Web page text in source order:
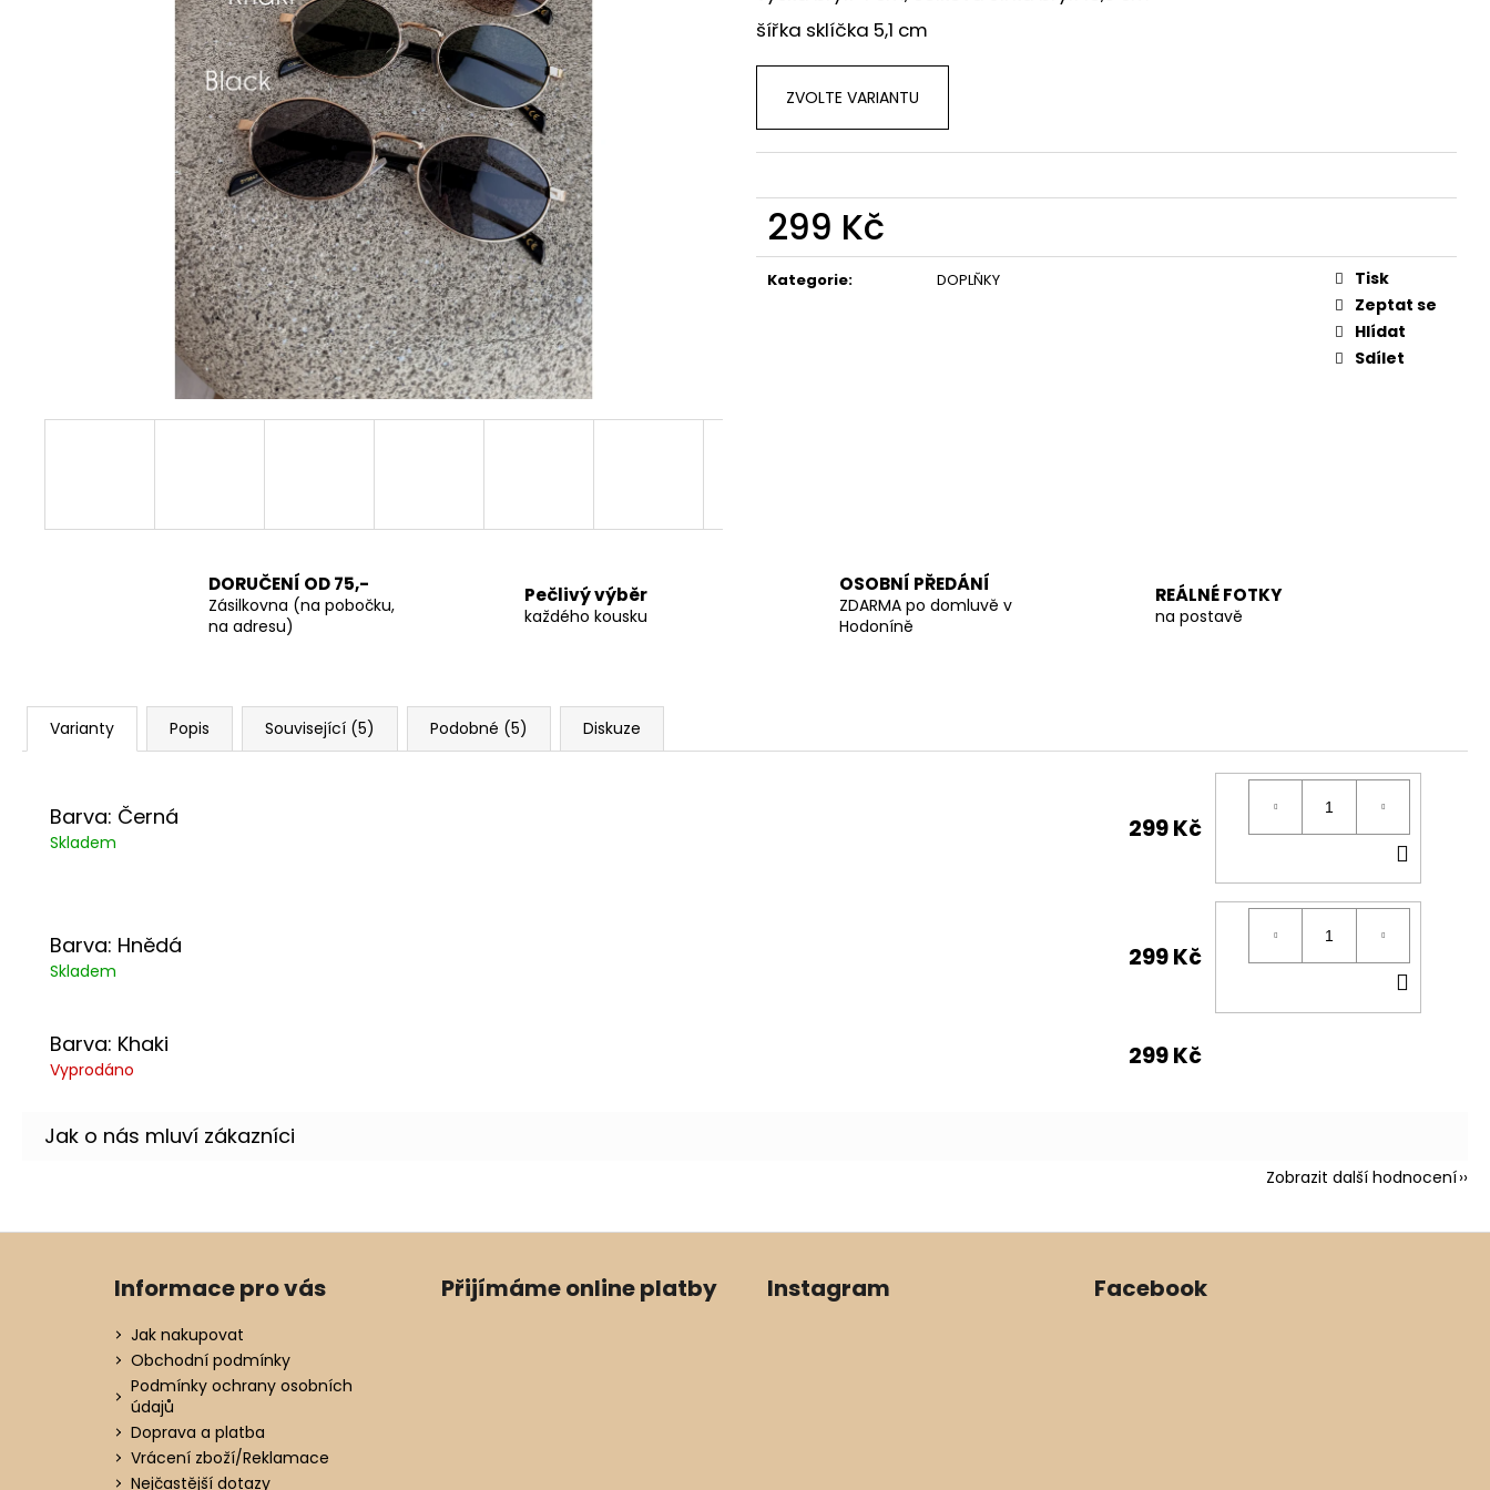
šířka sklíčka 5,1 cm
ZVOLTE VARIANTU
299 Kč
Měrná
cena:
Kategorie: DOPLŇKY
Tisk
Zeptat se
Hlídat
Sdílet
DORUČENÍ OD 75,-
Zásilkovna (na pobočku,
na adresu)
Pečlivý výběr
každého kousku
OSOBNÍ PŘEDÁNÍ
ZDARMA po domluvě v
Hodoníně
REÁLNÉ FOTKY
na postavě
Varianty Popis Související (5) Podobné (5) Diskuze
Barva: Černá
Skladem 299 Kč
Barva: Hnědá
Skladem 299 Kč
Barva: Khaki
Vyprodáno 299 Kč
Zobrazit další hodnocení
DŽÍNOVÉ ŠATY BLUE
1 249 Kč
DŽÍNOVÉ ŠATY RED
1 249 Kč
PRUHOVANÉ ŠATY SEEY
759 Kč
Z
Informace pro vás
Jak nakupovat
Obchodní podmínky
Podmínky ochrany osobních
údajů
Doprava a platba
Vrácení zboží/Reklamace
Nejčastější dotazy
Přijímáme online platby Instagram Facebook